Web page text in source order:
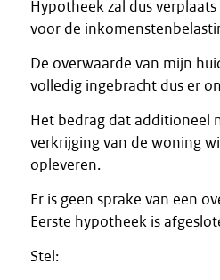
Hypotheek zal dus
voor de
De overwaarde van mijn
volledig ingebracht dus er
Het bedrag dat additioneel
verkrijging van de woning
opleveren.
Er is geen sprake van een
Eerste hypotheek is
Stel: